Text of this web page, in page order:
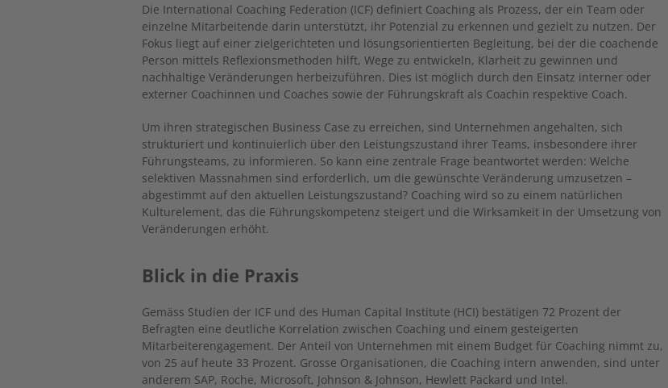
Die International Coaching Federation (ICF) definiert Coaching als Prozess, der ein Team oder
einzelne Mitarbeitende darin unterstützt, ihr Potenzial zu erkennen und gezielt zu nutzen. Der
Fokus liegt auf einer zielgerichteten und lösungsorientierten Begleitung, bei der die coachende
Person mittels Reflexionsmethoden hilft, Wege zu entwickeln, Klarheit zu gewinnen und
nachhaltige Veränderungen herbeizuführen. Dies ist möglich durch den Einsatz interner oder
externer Coachinnen und Coaches sowie der Führungskraft als Coachin respektive Coach.
Um ihren strategischen Business Case zu erreichen, sind Unternehmen angehalten, sich
strukturiert und kontinuierlich über den Leistungszustand ihrer Teams, insbesondere ihrer
Führungsteams, zu informieren. So kann eine zentrale Frage beantwortet werden: Welche
selektiven Massnahmen sind erforderlich, um die gewünschte Veränderung umzusetzen –
abgestimmt auf den aktuellen Leistungszustand? Coaching wird so zu einem natürlichen
Kulturelement, das die Führungskompetenz steigert und die Wirksamkeit in der Umsetzung von
Veränderungen erhöht.
Blick in die Praxis
Gemäss Studien der ICF und des Human Capital Institute (HCI) bestätigen 72 Prozent der
Befragten eine deutliche Korrelation zwischen Coaching und einem gesteigerten
Mitarbeiterengagement. Der Anteil von Unternehmen mit einem Budget für Coaching nimmt zu,
von 25 auf heute 33 Prozent. Grosse Organisationen, die Coaching intern anwenden, sind unter
anderem SAP, Roche, Microsoft, Johnson & Johnson, Hewlett Packard und Intel.